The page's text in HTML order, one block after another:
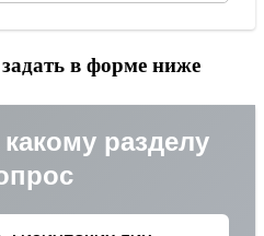
в форме ниже